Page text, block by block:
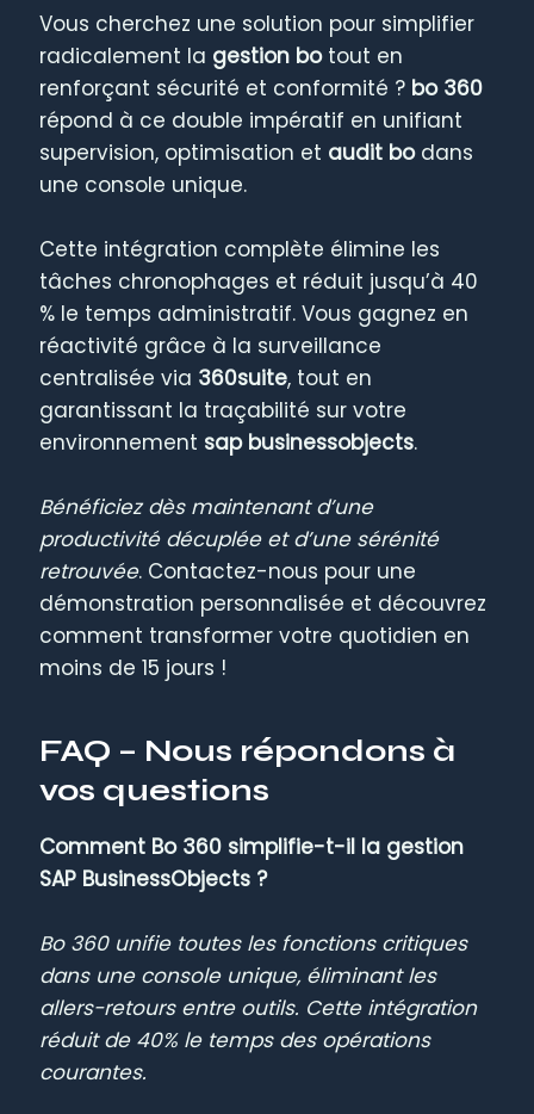
Vous cherchez une solution pour simplifier
radicalement la gestion botout en
renforçant sécurité et conformité ? bo 360
répond à ce double impératif en unifiant
supervision, optimisation et audit bodans
une console unique.
Cette intégration complète élimine les
tâches chronophages et réduit jusqu’à 40
% le temps administratif. Vous gagnez en
réactivité grâce à la surveillance
centralisée via 360suite, tout en
garantissant la traçabilité sur votre
environnement sap businessobjects.
Bénéficiez dès maintenant d’une
productivité décuplée et d’une sérénité
retrouvée. Contactez-nous pour une
démonstration personnalisée et découvrez
comment transformer votre quotidien en
moins de 15 jours !
FAQ – Nous répondons à
vos questions
Comment Bo 360 simplifie-t-il la gestion
SAP BusinessObjects ?
Bo 360 unifie toutes les fonctions critiques
dans une console unique, éliminant les
allers-retours entre outils. Cette intégration
réduit de 40% le temps des opérations
courantes.